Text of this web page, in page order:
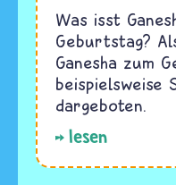
Was isst
Geburtstag?
Ganesha zum
beispielsweise
dargeboten.
lesen